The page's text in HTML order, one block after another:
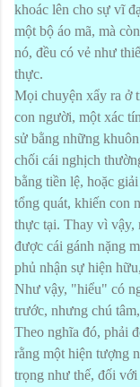
khoác lên cho sự vĩ
một bộ áo mã, mà
nó, đều có vẻ như
thực.
Mọi chuyện xẩy ra ở
con người, một xác
sử bằng những
chối cái nghịch
bằng tiền lệ, hoặc
tổng quát, khiến con
thực tại. Thay vì vậy,
được cái gánh nặng
phủ nhận sự hiện
Như vậy, "hiểu" có
trước, nhưng chú
Theo nghĩa đó, phải
rằng một hiện tượng
trọng như thế, đối